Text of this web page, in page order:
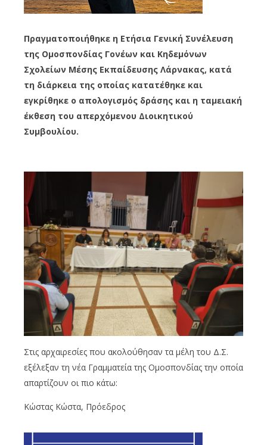
Πραγματοποιήθηκε η Ετήσια Γενική Συνέλευση
της Ομοσπονδίας Γονέων και Κηδεμόνων
Σχολείων Μέσης Εκπαίδευσης Λάρνακας, κατά
τη διάρκεια της οποίας κατατέθηκε και
εγκρίθηκε ο απολογισμός δράσης και η ταμειακή
έκθεση του απερχόμενου Διοικητικού
Συμβουλίου.
Στις αρχαιρεσίες που ακολούθησαν τα μέλη του Δ.Σ.
εξέλεξαν τη νέα Γραμματεία της Ομοσπονδίας την οποία
απαρτίζουν οι πιο κάτω:
Κώστας Κώστα, Πρόεδρος